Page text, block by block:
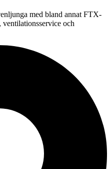
med bland annat FTX-
och